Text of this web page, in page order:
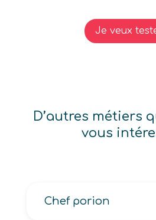
Je veux
D’autres métiers
vous
Chef porion